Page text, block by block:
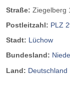
Straße: Ziegelberg
Postleitzahl: PLZ
Stadt: Lüchow
Bundesland:
Land: Deutschland